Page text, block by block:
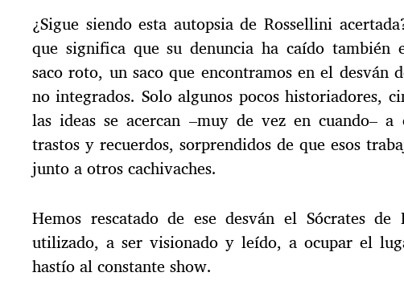
¿Sigue siendo esta autopsia de Rossellini
que significa que su denuncia ha caído también
saco roto, un saco que encontramos en el desván
no integrados. Solo algunos pocos historiadores,
las ideas se acercan –muy de vez en cuando– a
trastos y recuerdos, sorprendidos de que esos
junto a otros cachivaches.
Hemos rescatado de ese desván el Sócrates
utilizado, a ser visionado y leído, a ocupar el
hastío al constante show.